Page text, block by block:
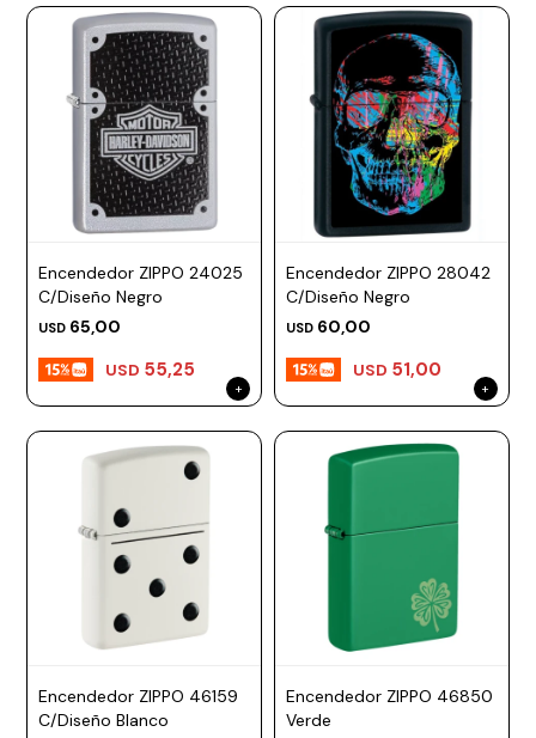
Encendedor ZIPPO 24025
C/Diseño Negro
USD 65,00
USD 55,25
Encendedor ZIPPO 28042
C/Diseño Negro
USD 60,00
USD 51,00
Encendedor ZIPPO 46159
C/Diseño Blanco
Encendedor ZIPPO 46850
Verde